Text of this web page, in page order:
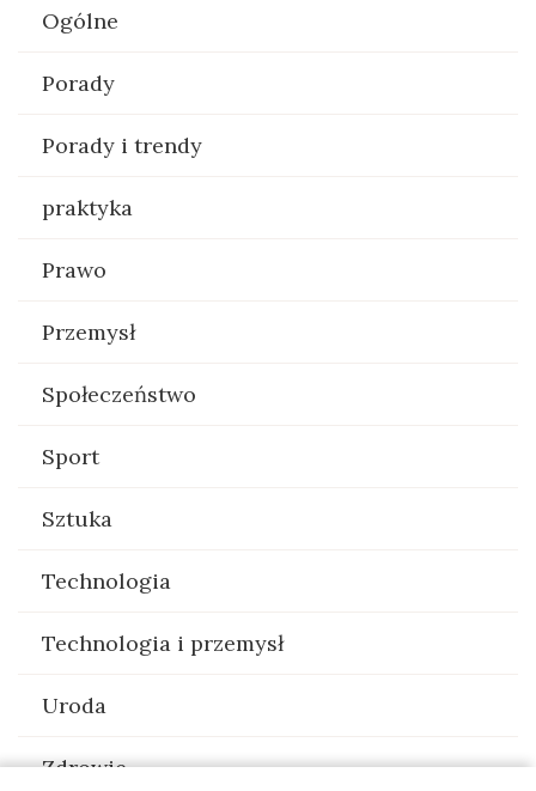
Ogólne
Porady
Porady i trendy
praktyka
Prawo
Przemysł
Społeczeństwo
Sport
Sztuka
Technologia
Technologia i przemysł
Uroda
Zdrowie